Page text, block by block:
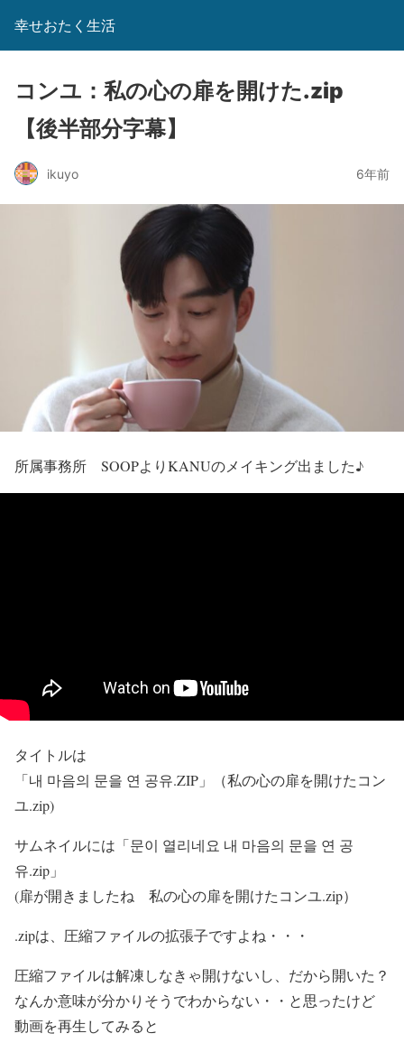
幸せおたく生活
コンユ：私の心の扉を開けた.zip
【後半部分字幕】
ikuyo 6年前
所属事務所 SOOPよりKANUのメイキング出ました♪
タイトルは
「내 마음의 문을 연 공유.ZIP」（私の心の扉を開けたコン
ユ.zip)
サムネイルには「문이 열리네요 내 마음의 문을 연 공
유.zip」
(扉が開きましたね 私の心の扉を開けたコンユ.zip）
.zipは、圧縮ファイルの拡張子ですよね・・・
圧縮ファイルは解凍しなきゃ開けないし、だから開いた？
なんか意味が分かりそうでわからない・・と思ったけど
動画を再生してみると